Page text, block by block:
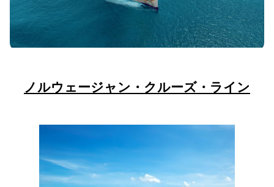
ノルウェージャン・クルーズ・ライン